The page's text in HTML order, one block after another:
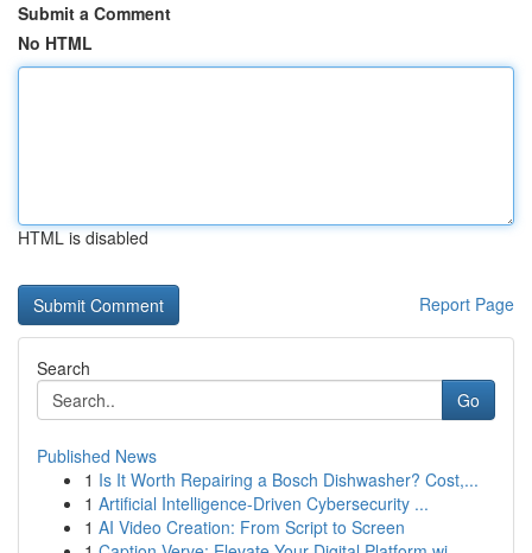
Submit a Comment
No HTML
HTML is disabled
Report Page
Search
Go
Published News
1 Is It Worth Repairing a Bosch Dishwasher? Cost,...
1 Artificial Intelligence-Driven Cybersecurity ...
1 AI Video Creation: From Script to Screen